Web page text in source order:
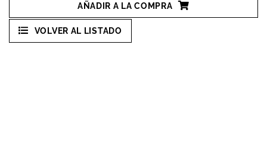
AÑADIR A LA COMPRA
VOLVER AL LISTADO